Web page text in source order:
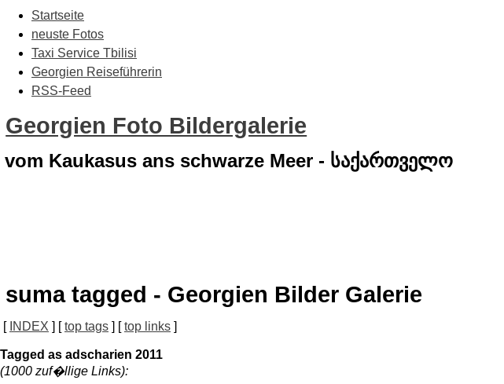
Startseite
neuste Fotos
Taxi Service Tbilisi
Georgien Reiseführerin
RSS-Feed
Georgien Foto Bildergalerie
vom Kaukasus ans schwarze Meer - საქართველო
suma tagged - Georgien Bilder Galerie
[ INDEX ] [top tags ] [top links ]
Tagged as adscharien 2011
(1000 zuf�llige Links):